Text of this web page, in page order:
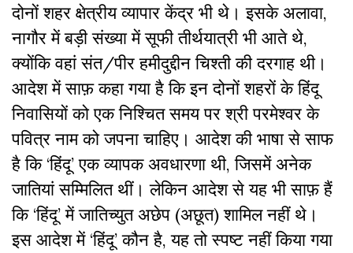
दोनों शहर क्षेत्रीय व्यापार केंद्र भी थे। इसके अलावा,
नागौर में बड़ी संख्या में सूफी तीर्थयात्री भी आते थे,
क्योंकि वहां संत/पीर हमीदुद्दीन चिश्ती की दरगाह थी।
आदेश में साफ़ कहा गया है कि इन दोनों शहरों के हिंदू
निवासियों को एक निश्चित समय पर श्री परमेश्वर के
पवित्र नाम को जपना चाहिए। आदेश की भाषा से साफ
है कि ‘हिंदू’ एक व्यापक अवधारणा थी, जिसमें अनेक
जातियां सम्मिलित थीं। लेकिन आदेश से यह भी साफ़ हैं
कि ‘हिंदू’ में जातिच्युत अछेप (अछूत) शामिल नहीं थे।
इस आदेश में ‘हिंदू’ कौन है, यह तो स्पष्ट नहीं किया गया